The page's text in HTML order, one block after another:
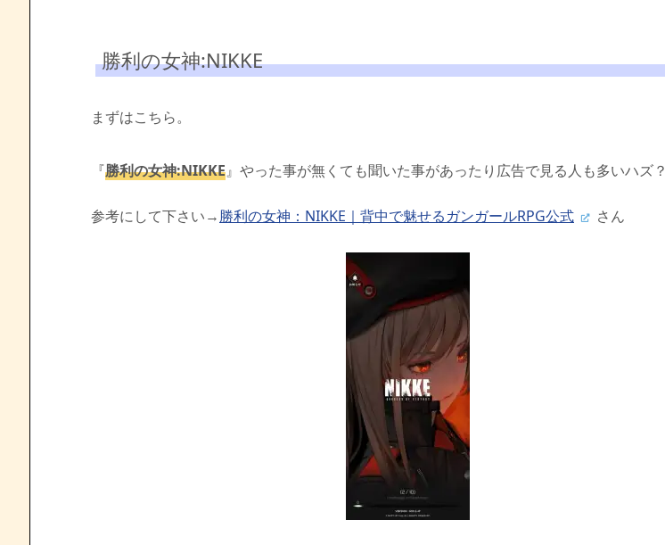
勝利の女神:NIKKE
まずはこちら。
『勝利の女神:NIKKE』やった事が無くても聞いた事があったり広告で見る人も多いハズ？
参考にして下さい→勝利の女神：NIKKE｜背中で魅せるガンガールRPG公式 さん